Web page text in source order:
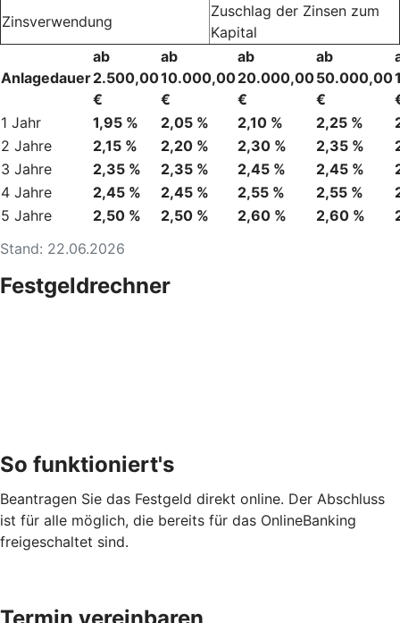
Zinsverwendung
Zuschlag der Zinsen zum
Kapital
Stand: 22.06.2026
Anlagedauer
ab
2.500,00
€
ab
10.000,00
€
ab
20.000,00
€
ab
50.000,00
€
1 Jahr
1,95 % 2,05 % 2,10 % 2,25 %
2 Jahre
2,15 % 2,20 % 2,30 % 2,35 %
3 Jahre
2,35 % 2,35 % 2,45 % 2,45 %
4 Jahre
2,45 % 2,45 % 2,55 % 2,55 %
5 Jahre
2,50 % 2,50 % 2,60 % 2,60 %
Festgeldrechner
So funktioniert's
Beantragen Sie das Festgeld direkt online. Der Abschluss
ist für alle möglich, die bereits für das OnlineBanking
freigeschaltet sind.
Termin vereinbaren